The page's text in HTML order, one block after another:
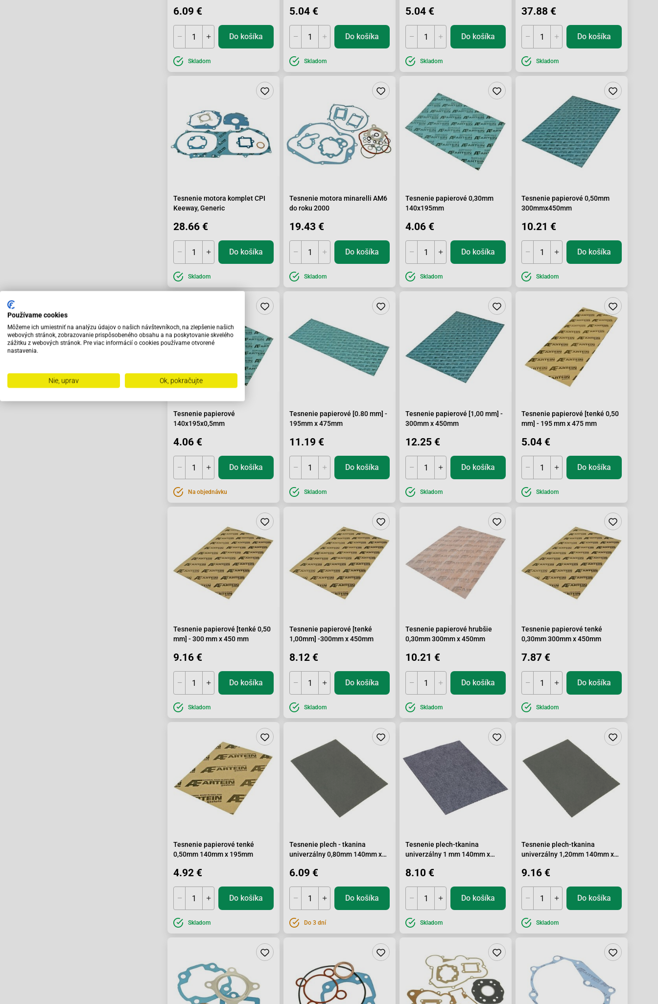
6.09 €
Do košíka
Skladom
5.04 €
Do košíka
Skladom
5.04 €
Do košíka
Skladom
37.88 €
Do košíka
Skladom
Tesnenie motora komplet CPI
Keeway, Generic
28.66 €
Do košíka
Skladom
Tesnenie motora minarelli AM6
do roku 2000
19.43 €
Do košíka
Skladom
Tesnenie papierové 0,30mm
140x195mm
4.06 €
Do košíka
Skladom
Tesnenie papierové 0,50mm
300mmx450mm
10.21 €
Do košíka
Skladom
Tesnenie papierové
140x195x0,5mm
4.06 €
Do košíka
Na objednávku
Tesnenie papierové [0.80 mm] -
195mm x 475mm
11.19 €
Do košíka
Skladom
Tesnenie papierové [1,00 mm] -
300mm x 450mm
12.25 €
Do košíka
Skladom
Tesnenie papierové [tenké 0,50
mm] - 195 mm x 475 mm
5.04 €
Do košíka
Skladom
Tesnenie papierové [tenké 0,50
mm] - 300 mm x 450 mm
9.16 €
Do košíka
Skladom
Tesnenie papierové [tenké
1,00mm] -300mm x 450mm
8.12 €
Do košíka
Skladom
Tesnenie papierové hrubšie
0,30mm 300mm x 450mm
10.21 €
Do košíka
Skladom
Tesnenie papierové tenké
0,30mm 300mm x 450mm
7.87 €
Do košíka
Skladom
Tesnenie papierové tenké
0,50mm 140mm x 195mm
4.92 €
Do košíka
Skladom
Tesnenie plech - tkanina
univerzálny 0,80mm 140mm x
6.09 €
Do košíka
Do 3 dní
Tesnenie plech-tkanina
univerzálny 1 mm 140mm x
8.10 €
Do košíka
Skladom
Tesnenie plech-tkanina
univerzálny 1,20mm 140mm x
9.16 €
Do košíka
Skladom
Používame cookies
Môžeme ich umiestniť na analýzu údajov o našich návštevníkoch, na zlepšenie našich
webových stránok, zobrazovanie prispôsobeného obsahu a na poskytovanie skvelého
zážitku z webových stránok. Pre viac informácií o cookies používame otvorené
nastavenia.
Nie, uprav Ok, pokračujte